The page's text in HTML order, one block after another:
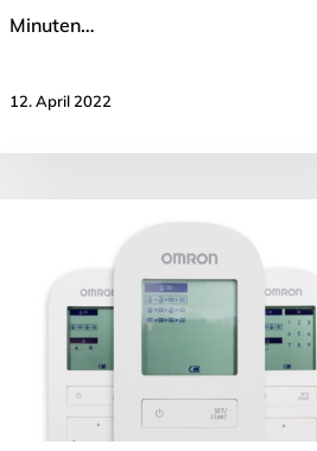
Minuten…
12. April 2022